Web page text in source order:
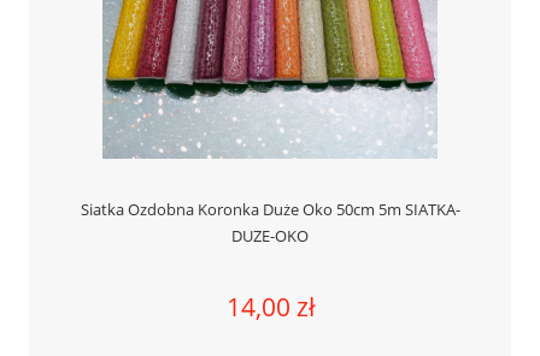
Siatka Ozdobna Koronka Duże Oko 50cm 5m SIATKA-
DUZE-OKO
14,00 zł